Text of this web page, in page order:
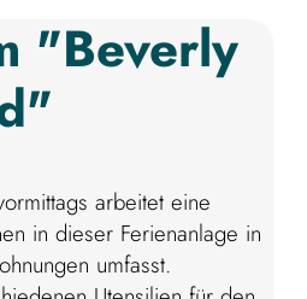
"Beverly
arbeitet eine
in dieser Ferienanlage in
umfasst.